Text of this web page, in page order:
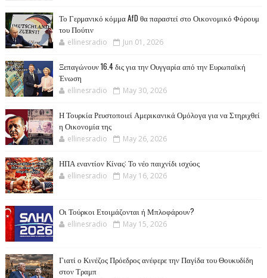
Το Γερμανικό κόμμα AfD θα παραστεί στο Οικονομικό Φόρουμ
του Πούτιν
ellinesradio Jun 01, 2026
Ξεπαγώνουν 16.4 δις για την Ουγγαρία από την Ευρωπαϊκή
Ένωση
ellinesradio May 30, 2026
Η Τουρκία Ρευστοποιεί Αμερικανικά Ομόλογα για να Στηριχθεί
η Οικονομία της
ellinesradio May 26, 2026
ΗΠΑ εναντίον Κίνας: Το νέο παιχνίδι ισχύος
ellinesradio May 16, 2026
Οι Τούρκοι Ετοιμάζονται ή Μπλοφάρουν?
ellinesradio May 15, 2026
Γιατί ο Κινέζος Πρόεδρος ανέφερε την Παγίδα του Θουκυδίδη
στον Τραμπ